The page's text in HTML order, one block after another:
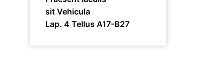
sit Vehicula
Lap. 4 Tellus A17-B27